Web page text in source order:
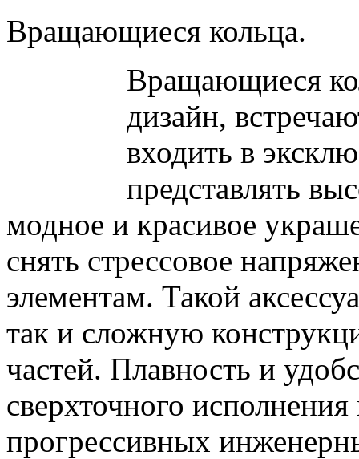
Вращающиеся кольца.
Вращающиеся
дизайн,
входить в
представлять
модное и красивое
снять стрессовое
элементам. Такой
так и сложную
частей. Плавность и
сверхточного
прогрессивных